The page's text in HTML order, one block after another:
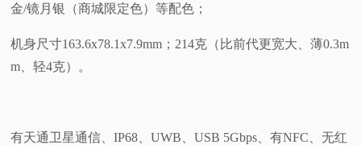
金/镜月银（商城限定色）等配色；
机身尺寸163.6x78.1x7.9mm；214克（比前代更宽大、薄0.3m
m、轻4克）。
有天通卫星通信、IP68、UWB、USB 5Gbps、有NFC、无红